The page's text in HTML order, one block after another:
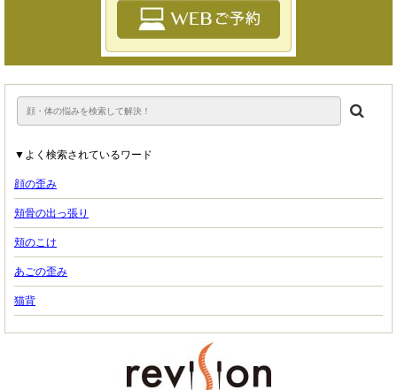
▼よく検索されているワード
顔の歪み
頬骨の出っ張り
頬のこけ
あごの歪み
猫背